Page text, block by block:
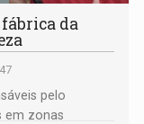
fábrica da
pelo
em zonas